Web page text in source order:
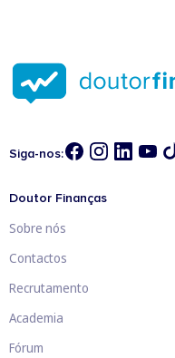
Siga-nos:
Doutor Finanças
Sobre nós
Contactos
Recrutamento
Academia
Fórum